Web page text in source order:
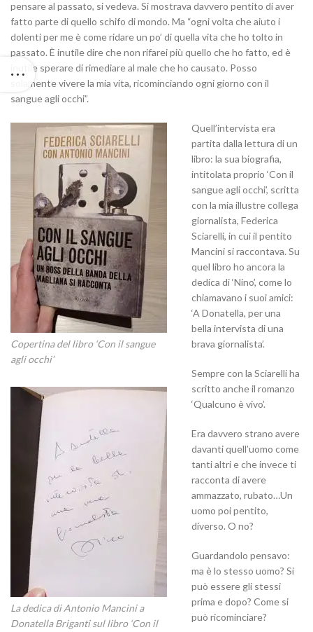
pensare al passato, si vedeva. Si mostrava davvero pentito di aver
fatto parte di quello schifo di mondo. Ma “ogni volta che aiuto i
dolenti per me è come ridare un po’ di quella vita che ho tolto in
passato. È inutile dire che non rifarei più quello che ho fatto, ed è
inutile sperare di rimediare al male che ho causato. Posso
solamente vivere la mia vita, ricominciando ogni giorno con il
sangue agli occhi”.
Copertina del libro ‘Con il sangue
agli occhi’
La dedica di Antonio Mancini a
Donatella Briganti sul libro ‘Con il
Quell’intervista era
partita dalla lettura di un
libro: la sua biografia,
intitolata proprio ‘Con il
sangue agli occhi’, scritta
con la mia illustre collega
giornalista, Federica
Sciarelli, in cui il pentito
Mancini si raccontava. Su
quel libro ho ancora la
dedica di ‘Nino’, come lo
chiamavano i suoi amici:
‘A Donatella, per una
bella intervista di una
brava giornalista’.
Sempre con la Sciarelli ha
scritto anche il romanzo
‘Qualcuno è vivo’.
Era davvero strano avere
davanti quell’uomo come
tanti altri e che invece ti
racconta di avere
ammazzato, rubato…Un
uomo poi pentito,
diverso. O no?
Guardandolo pensavo:
ma è lo stesso uomo? Si
può essere gli stessi
prima e dopo? Come si
può ricominciare?